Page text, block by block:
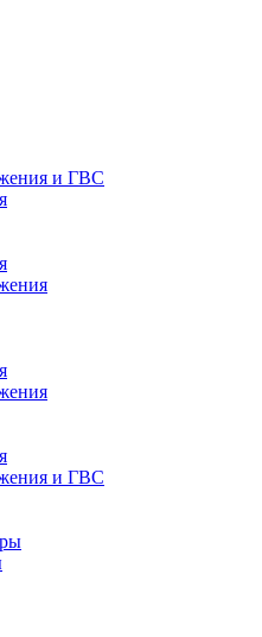
и ГВС
и ГВС